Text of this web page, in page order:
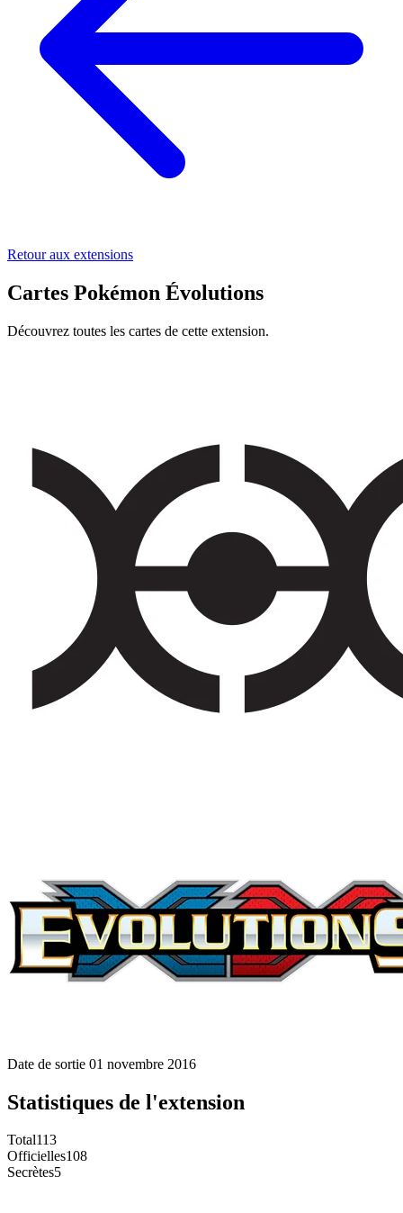
Retour aux extensions
Cartes Pokémon Évolutions
Découvrez toutes les cartes de cette extension.
Date de sortie 01 novembre 2016
Statistiques de l'extension
Total113
Officielles108
Secrètes5